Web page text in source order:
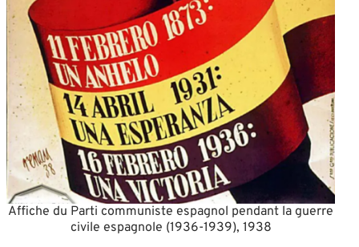
Affiche du Parti communiste espagnol pendant la guerre
civile espagnole (1936-1939), 1938